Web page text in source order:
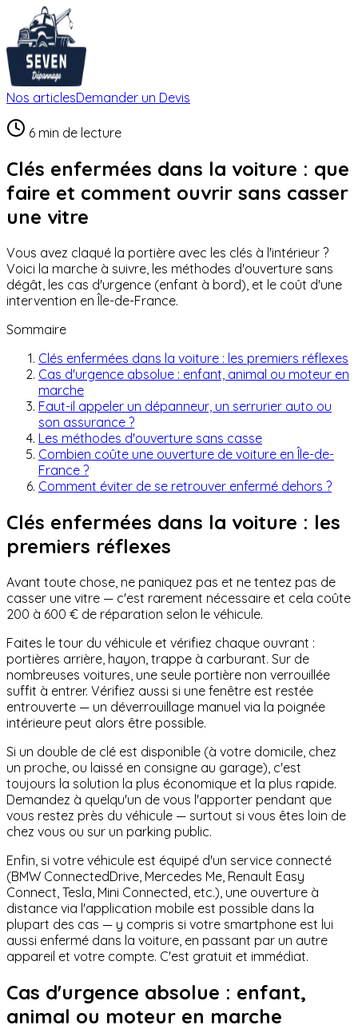
Nos articlesDemander un Devis
6 min de lecture
Clés enfermées dans la voiture : que
faire et comment ouvrir sans casser
une vitre
Vous avez claqué la portière avec les clés à l'intérieur ?
Voici la marche à suivre, les méthodes d'ouverture sans
dégât, les cas d'urgence (enfant à bord), et le coût d'une
intervention en Île-de-France.
Sommaire
Clés enfermées dans la voiture : les premiers réflexes
Cas d'urgence absolue : enfant, animal ou moteur en
marche
Faut-il appeler un dépanneur, un serrurier auto ou
son assurance ?
Les méthodes d'ouverture sans casse
Combien coûte une ouverture de voiture en Île-de-
France ?
Comment éviter de se retrouver enfermé dehors ?
Clés enfermées dans la voiture : les
premiers réflexes
Avant toute chose, ne paniquez pas et ne tentez pas de
casser une vitre — c'est rarement nécessaire et cela coûte
200 à 600 € de réparation selon le véhicule.
Faites le tour du véhicule et vérifiez chaque ouvrant :
portières arrière, hayon, trappe à carburant. Sur de
nombreuses voitures, une seule portière non verrouillée
suffit à entrer. Vérifiez aussi si une fenêtre est restée
entrouverte — un déverrouillage manuel via la poignée
intérieure peut alors être possible.
Si un double de clé est disponible (à votre domicile, chez
un proche, ou laissé en consigne au garage), c'est
toujours la solution la plus économique et la plus rapide.
Demandez à quelqu'un de vous l'apporter pendant que
vous restez près du véhicule — surtout si vous êtes loin de
chez vous ou sur un parking public.
Enfin, si votre véhicule est équipé d'un service connecté
(BMW ConnectedDrive, Mercedes Me, Renault Easy
Connect, Tesla, Mini Connected, etc.), une ouverture à
distance via l'application mobile est possible dans la
plupart des cas — y compris si votre smartphone est lui
aussi enfermé dans la voiture, en passant par un autre
appareil et votre compte. C'est gratuit et immédiat.
Cas d'urgence absolue : enfant,
animal ou moteur en marche